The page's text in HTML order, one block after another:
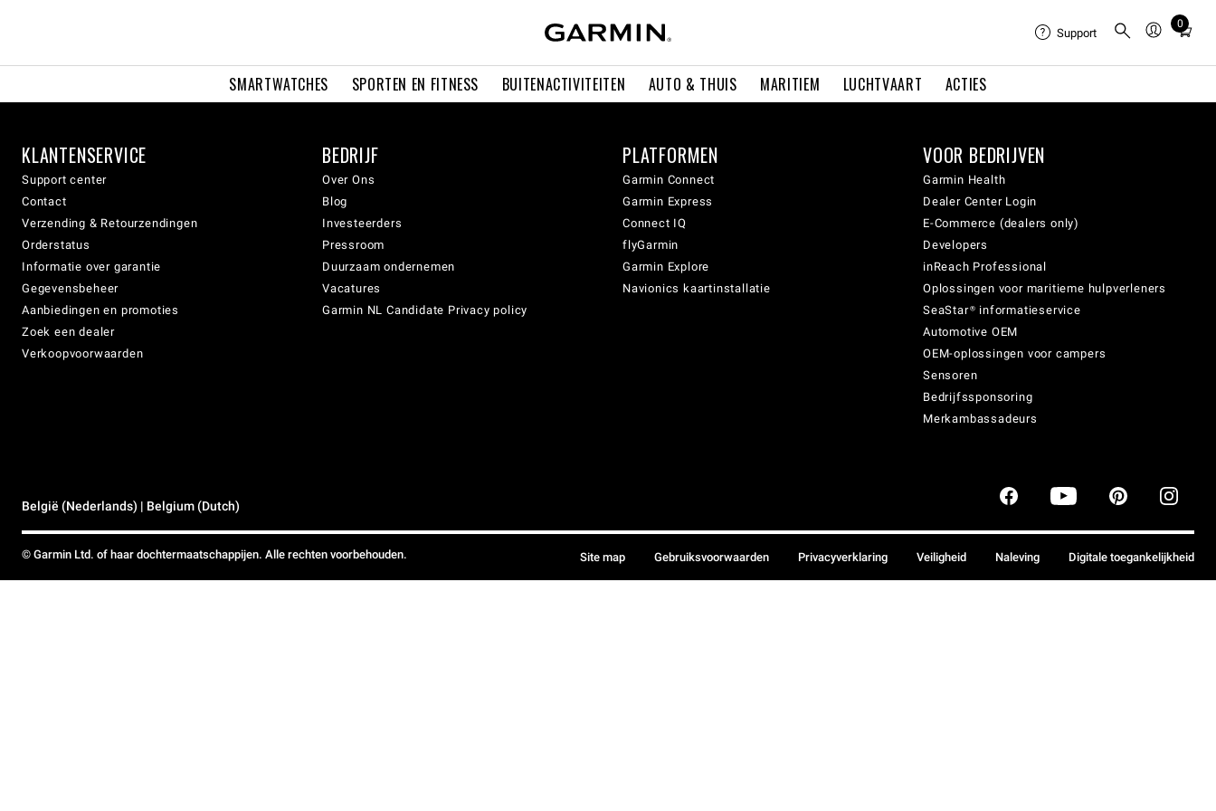
SMARTWATCHES SPORTEN EN FITNESS BUITENACTIVITEITEN AUTO & THUIS MARITIEM LUCHTVAART ACTIES
Support
0
Total
cart:
KLANTENSERVICE
Support center
Contact
Verzending & Retourzendingen
Orderstatus
Informatie over garantie
Gegevensbeheer
Aanbiedingen en promoties
Zoek een dealer
Verkoopvoorwaarden
BEDRIJF
Over Ons
Blog
Investeerders
Pressroom
Duurzaam ondernemen
Vacatures
Garmin NL Candidate Privacy policy
PLATFORMEN
Garmin Connect
Garmin Express
Connect IQ
flyGarmin
Garmin Explore
Navionics kaartinstallatie
VOOR BEDRIJVEN
Garmin Health
Dealer Center Login
E-Commerce (dealers only)
Developers
inReach Professional
Oplossingen voor maritieme hulpverleners
SeaStar® informatieservice
Automotive OEM
OEM-oplossingen voor campers
Sensoren
Bedrijfssponsoring
Merkambassadeurs
België (Nederlands) | Belgium (Dutch)
© Garmin Ltd. of haar dochtermaatschappijen. Alle rechten voorbehouden. Site map Gebruiksvoorwaarden Privacyverklaring Veiligheid Naleving Digitale toegankelijkheid